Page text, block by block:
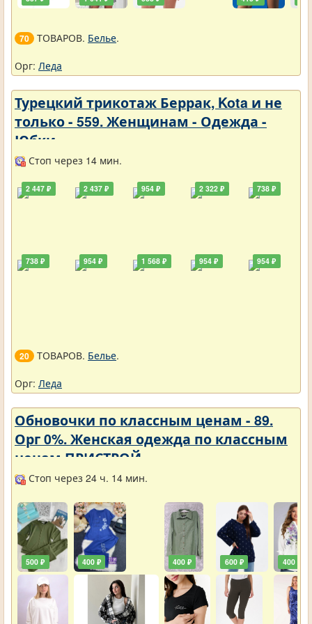
70 ТОВАРОВ. Белье.
Орг: Леда
Турецкий трикотаж Беррак, Kota и не
только - 559. Женщинам - Одежда -
Юбки
Стоп через 14 мин.
2 447 ₽
738 ₽
2 437 ₽
954 ₽
954 ₽
1 568 ₽
2 322 ₽
954 ₽
738 ₽
954 ₽
20 ТОВАРОВ. Белье.
Орг: Леда
Обновочки по классным ценам - 89.
Орг 0%. Женская одежда по классным
ценам ПРИСТРОЙ.
Стоп через 24 ч. 14 мин.
500 ₽ 400 ₽ 400 ₽ 600 ₽ 400 ₽